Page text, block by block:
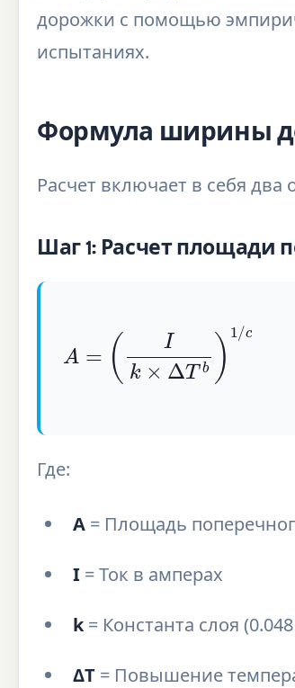
дорожки с помощью
испытаниях.
Формула ширины
Расчет включает в себя два
Шаг 1: Расчет площади
(I T /c
Где:
A = Площадь
I = Ток в амперах
k= Константа слоя
ΔT = Повышение